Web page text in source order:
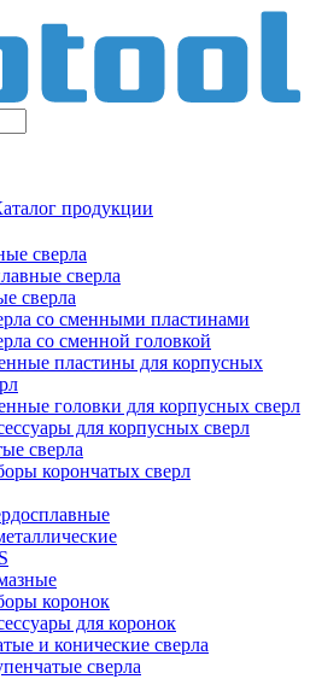
продукции
сверла
сверла
сверла
со сменными пластинами
со сменной головкой
пластины для корпусных
головки для корпусных сверл
для корпусных сверл
сверла
корончатых сверл
коронок
для коронок
и конические сверла
сверла